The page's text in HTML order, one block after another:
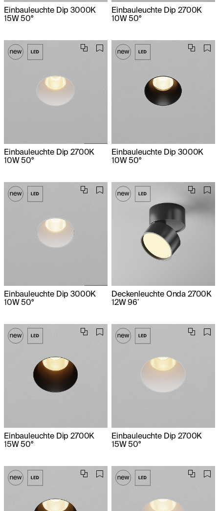
Einbauleuchte Dip 3000K
15W 50°
Einbauleuchte Dip 2700K
10W 50°
Einbauleuchte Dip 2700K
10W 50°
Einbauleuchte Dip 3000K
10W 50°
Einbauleuchte Dip 3000K
10W 50°
Deckenleuchte Onda 2700K
12W 96˚
Einbauleuchte Dip 2700K
15W 50°
Einbauleuchte Dip 2700K
15W 50°